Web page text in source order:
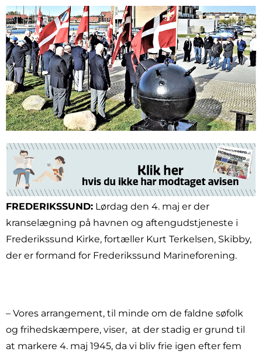
FREDERIKSSUND: Lørdag den 4. maj er der
kranselægning på havnen og aftengudstjeneste i
Frederikssund Kirke, fortæller Kurt Terkelsen, Skibby,
der er formand for Frederikssund Marineforening.
– Vores arrangement, til minde om de faldne søfolk
og frihedskæmpere, viser, at der stadig er grund til
at markere 4. maj 1945, da vi bliv frie igen efter fem